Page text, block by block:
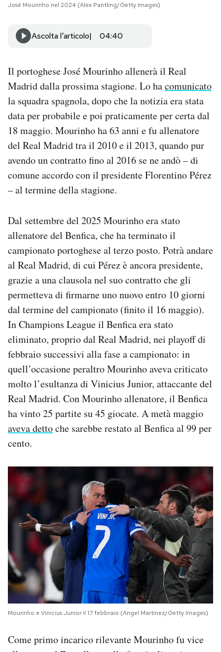
CALENDARIO
AREA PERSONALE
Area Personale
Newsletter
Regala il Post
Hai bisogno di aiuto?
Esci
José Mourinho nel 2024 (Alex Pantling/Getty Images)
Ascolta l'articolo 04:40
Il portoghese José Mourinho allenerà il Real
Madrid dalla prossima stagione. Lo hacomunicato
la squadra spagnola, dopo che la notizia era stata
data per probabile e poi praticamente per certa dal
18 maggio. Mourinho ha 63 anni e fu allenatore
del Real Madrid tra il 2010 e il 2013, quando pur
avendo un contratto fino al 2016 se ne andò – di
comune accordo con il presidente Florentino Pérez
– al termine della stagione.
Dal settembre del 2025 Mourinho era stato
allenatore del Benfica, che ha terminato il
campionato portoghese al terzo posto. Potrà andare
al Real Madrid, di cui Pérez è ancora presidente,
grazie a una clausola nel suo contratto che gli
permetteva di firmarne uno nuovo entro 10 giorni
dal termine del campionato (finito il 16 maggio).
In Champions League il Benfica era stato
eliminato, proprio dal Real Madrid, nei playoff di
febbraio successivi alla fase a campionato: in
quell’occasione peraltro Mourinho aveva criticato
molto l’esultanza di Vinicius Junior, attaccante del
Real Madrid. Con Mourinho allenatore, il Benfica
ha vinto 25 partite su 45 giocate. A metà maggio
aveva dettoche sarebbe restato al Benfica al 99 per
cento.
Mourinho e Vinicius Junior il 17 febbraio (Angel Martinez/Getty Images)
Come primo incarico rilevante Mourinho fu vice